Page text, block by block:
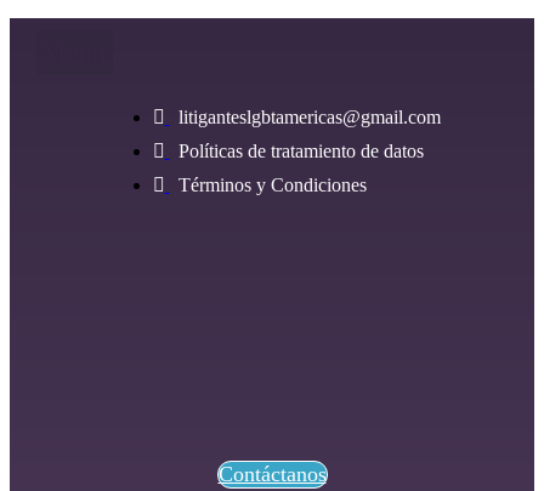
litiganteslgbtamericas@gmail.com
Políticas de tratamiento de datos
Términos y Condiciones
Contáctanos